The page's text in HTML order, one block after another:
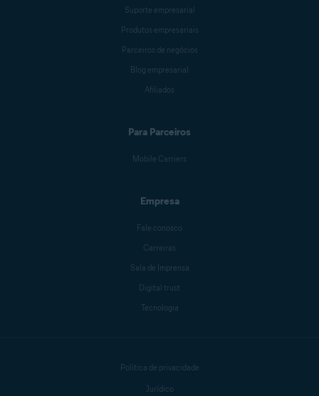
Suporte empresarial
Produtos empresariais
Parceiros de negócios
Blog empresarial
Afiliados
Para Parceiros
Mobile Carriers
Empresa
Fale conosco
Carreiras
Sala de Imprensa
Digital trust
Tecnologia
Política de privacidade
Jurídico